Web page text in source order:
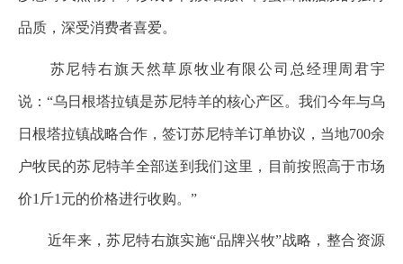
品质，深受消费者喜爱。
苏尼特右旗天然草原牧业有限公司总经理周君宇
说：“乌日根塔拉镇是苏尼特羊的核心产区。我们今年与乌
日根塔拉镇战略合作，签订苏尼特羊订单协议，当地700余
户牧民的苏尼特羊全部送到我们这里，目前按照高于市场
价1斤1元的价格进行收购。”
近年来，苏尼特右旗实施“品牌兴牧”战略，整合资源